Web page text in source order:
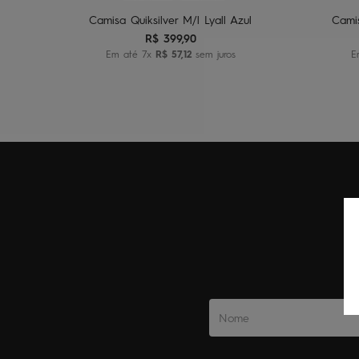
Camisa Quiksilver M/l Lyall Azul
R$ 399,90
Em até 7x R$ 57,12sem juros